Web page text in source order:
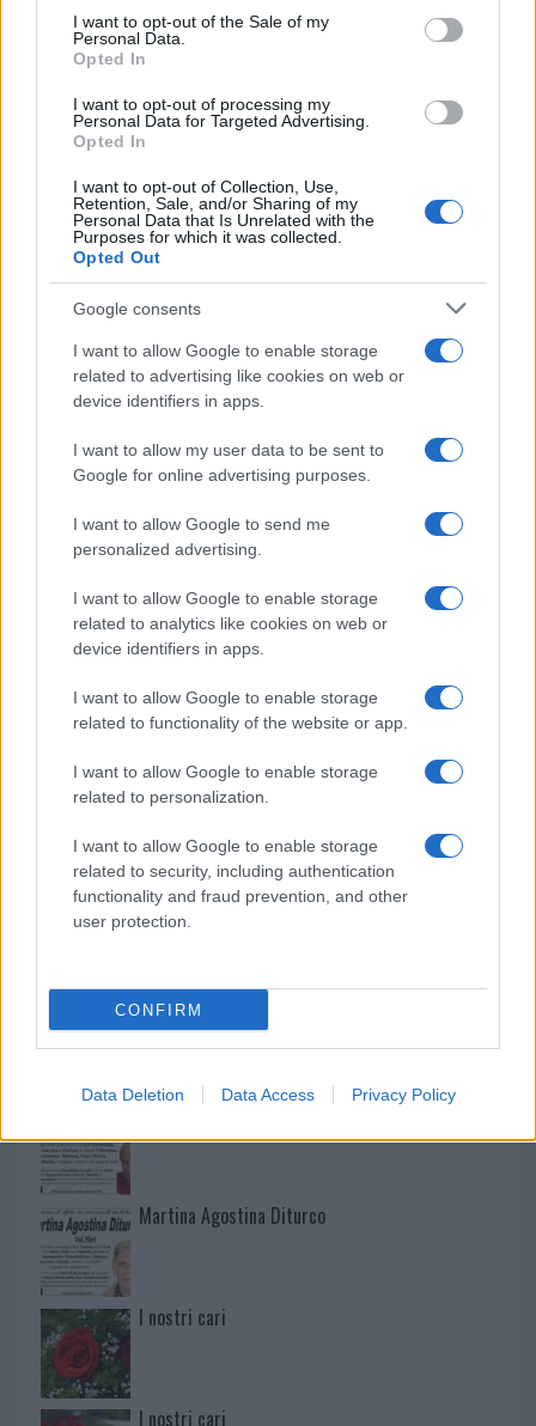
consent section.
I want to opt-out of the Sale of my
Personal Data.
Opted In
I want to opt-out of processing my
Personal Data for Targeted Advertising.
Opted In
I want to opt-out of Collection, Use,
Retention, Sale, and/or Sharing of my
Personal Data that Is Unrelated with the
Purposes for which it was collected.
Opted Out
Google consents
I want to allow Google to enable storage
related to advertising like cookies on web or
device identifiers in apps.
I want to allow my user data to be sent to
Google for online advertising purposes.
I want to allow Google to send me
personalized advertising.
I want to allow Google to enable storage
related to analytics like cookies on web or
device identifiers in apps.
I want to allow Google to enable storage
related to functionality of the website or app.
I want to allow Google to enable storage
related to personalization.
I want to allow Google to enable storage
related to security, including authentication
functionality and fraud prevention, and other
user protection.
CONFIRM
Data Deletion Data Access Privacy Policy
Delta Center
Meteo Olbia 9 agosto, temperature in calo
Salmo finisce in ospedale a Catania, ma il tour
va avanti: “Sicilia, ci sono”
Jovanotti, Gabry Ponte e Alfa: Olbia ombelico del
Giorgia Meloni a La Maddalena, la vicesindaco:
“Orgoglio e discrezione per visita privata̶…
A fuoco un deposito con bombole, intervento dei
vigili del fuoco a Rudalza
NECROLOGIE
Mario Malu
Paolo Pinna
Martina Agostina Diturco
I nostri cari
I nostri cari